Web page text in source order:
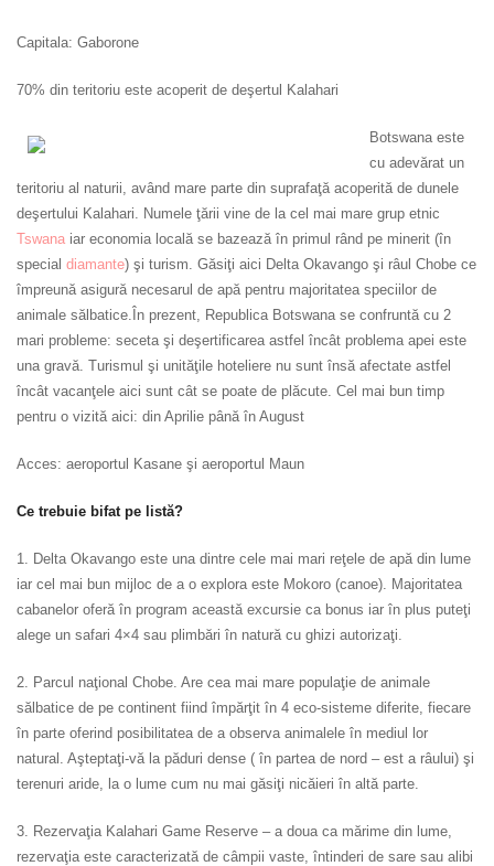
Capitala: Gaborone
70% din teritoriu este acoperit de deşertul Kalahari
Botswana este
cu adevărat un
teritoriu al naturii, având mare parte din suprafaţă acoperită de dunele
deşertului Kalahari. Numele ţării vine de la cel mai mare grup etnic
Tswana iar economia locală se bazează în primul rând pe minerit (în
special diamante) şi turism. Găsiţi aici Delta Okavango şi râul Chobe ce
împreună asigură necesarul de apă pentru majoritatea speciilor de
animale sălbatice.În prezent, Republica Botswana se confruntă cu 2
mari probleme: seceta şi deşertificarea astfel încât problema apei este
una gravă. Turismul şi unităţile hoteliere nu sunt însă afectate astfel
încât vacanţele aici sunt cât se poate de plăcute. Cel mai bun timp
pentru o vizită aici: din Aprilie până în August
Acces: aeroportul Kasane şi aeroportul Maun
Ce trebuie bifat pe listă?
1. Delta Okavango este una dintre cele mai mari reţele de apă din lume
iar cel mai bun mijloc de a o explora este Mokoro (canoe). Majoritatea
cabanelor oferă în program această excursie ca bonus iar în plus puteţi
alege un safari 4×4 sau plimbări în natură cu ghizi autorizaţi.
2. Parcul naţional Chobe. Are cea mai mare populaţie de animale
sălbatice de pe continent fiind împărţit în 4 eco-sisteme diferite, fiecare
în parte oferind posibilitatea de a observa animalele în mediul lor
natural. Aşteptaţi-vă la păduri dense ( în partea de nord – est a râului) şi
terenuri aride, la o lume cum nu mai găsiţi nicăieri în altă parte.
3. Rezervaţia Kalahari Game Reserve – a doua ca mărime din lume,
rezervaţia este caracterizată de câmpii vaste, întinderi de sare sau alibi